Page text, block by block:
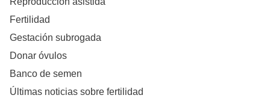
Fertilidad
Gestación subrogada
Donar óvulos
Banco de semen
Últimas noticias sobre fertilidad